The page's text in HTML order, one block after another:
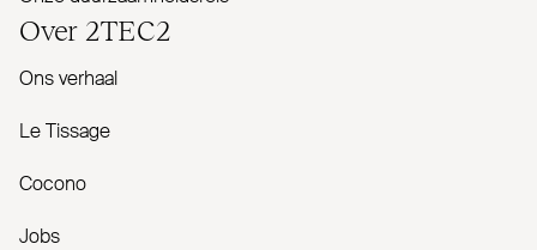
Over 2TEC2
Ons verhaal
Le Tissage
Cocono
Jobs